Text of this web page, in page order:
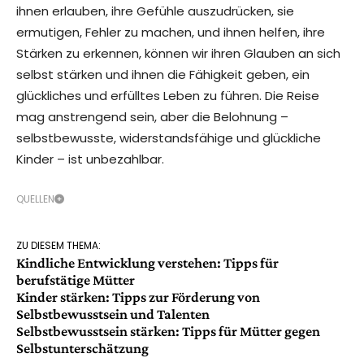
ihnen erlauben, ihre Gefühle auszudrücken, sie
ermutigen, Fehler zu machen, und ihnen helfen, ihre
Stärken zu erkennen, können wir ihren Glauben an sich
selbst stärken und ihnen die Fähigkeit geben, ein
glückliches und erfülltes Leben zu führen. Die Reise
mag anstrengend sein, aber die Belohnung –
selbstbewusste, widerstandsfähige und glückliche
Kinder – ist unbezahlbar.
QUELLEN
ZU DIESEM THEMA:
Kindliche Entwicklung verstehen: Tipps für
berufstätige Mütter
Kinder stärken: Tipps zur Förderung von
Selbstbewusstsein und Talenten
Selbstbewusstsein stärken: Tipps für Mütter gegen
Selbstunterschätzung